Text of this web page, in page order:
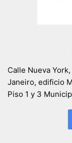
Calle Nueva
Janeiro, edificio
Piso 1 y 3